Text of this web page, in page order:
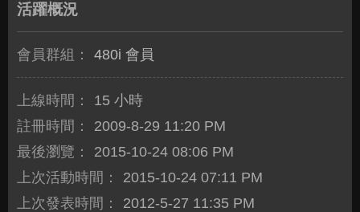
活躍概況
會員群組： 480i 會員
上線時間：
15 小時
註冊時間：
2009-8-29 11:20 PM
最後瀏覽：
2015-10-24 08:06 PM
上次活動時間：
2015-10-24 07:11 PM
上次發表時間：
2012-5-27 11:35 PM